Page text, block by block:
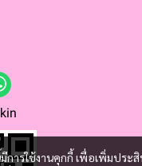
การใช้งานคุกกี้ เพื่อเพิ่มประ